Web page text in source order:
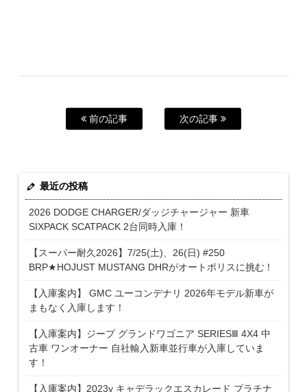
前の記事 次の記事
最近の投稿
2026 DODGE CHARGER/ダッジチャージャー 新車
SIXPACK SCATPACK 2台同時入庫！
【スーパー耐久2026】7/25(土)、26(日) #250
BRP★HOJUST MUSTANG DHRがオートポリスに挑む！
【入庫案内】 GMC ユーコンデナリ 2026年モデル新車が
まもなく入庫します！
【入庫案内】ジープ グランドワゴニア SERIESⅢ 4X4 中
古車 ワンオーナー 自社輸入新車並行車が入庫していま
す！
【入庫案内】2023y キャデラックエスカレード プラチナ